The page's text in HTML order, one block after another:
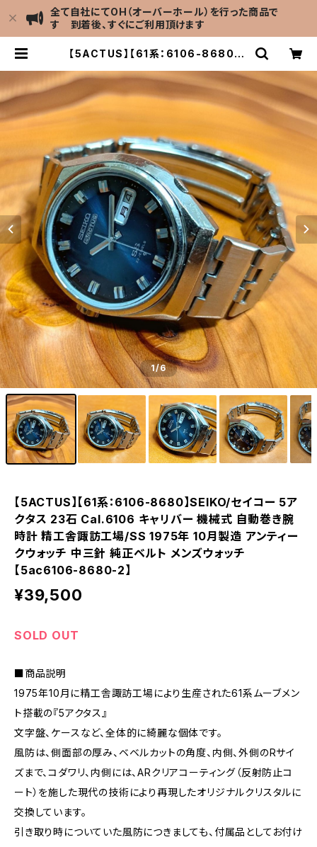
全て自社にてOH（オーバーホール）を行った商品で
す 到着後、すぐにご利用頂けます
【5ACTUS】【61系：6106-8680】S
l.6106 キャリバー 機械式 自動巻き
腕時計 精工舎諏訪工場/SS 1975年
10月製造 アンティークウォッチ 中三
針 純正ベルト メンズウォッチ【5ac6
e Watch館
1/6
【5ACTUS】【61系：6106-8680】SEIKO/セイコー 5ア
クタス 23石 Cal.6106 キャリバー 機械式 自動巻き腕
時計 精工舎諏訪工場/SS 1975年 10月製造 アンティー
クウォッチ 中三針 純正ベルト メンズウォッチ
【5ac6106-8680-2】
¥39,500
SOLD OUT
■商品説明
1975年10月に精工舎諏訪工場により生産された61系ムーブメン
ト搭載の『5アクタス』
文字盤、ケースなど、全体的に綺麗な個体です。
風防は、側面部の厚み、ベベルカットの角度、内側、外側のRサイ
ズまで、コダワリ、内側には、ARクリアコーティング（反射防止コ
ート）を施した現代の技術により再現したオリジナルクリスタルに
交換しています。
引き取り時についていた風防につきましても、付属品としてお付け